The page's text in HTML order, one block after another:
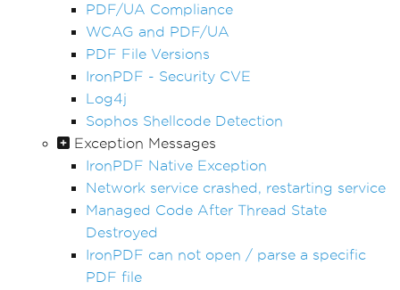
PDF/UA Compliance
WCAG and PDF/UA
PDF File Versions
IronPDF - Security CVE
Log4j
Sophos Shellcode Detection
Exception Messages
IronPDF Native Exception
Network service crashed, restarting service
Managed Code After Thread State
Destroyed
IronPDF can not open / parse a specific
PDF file